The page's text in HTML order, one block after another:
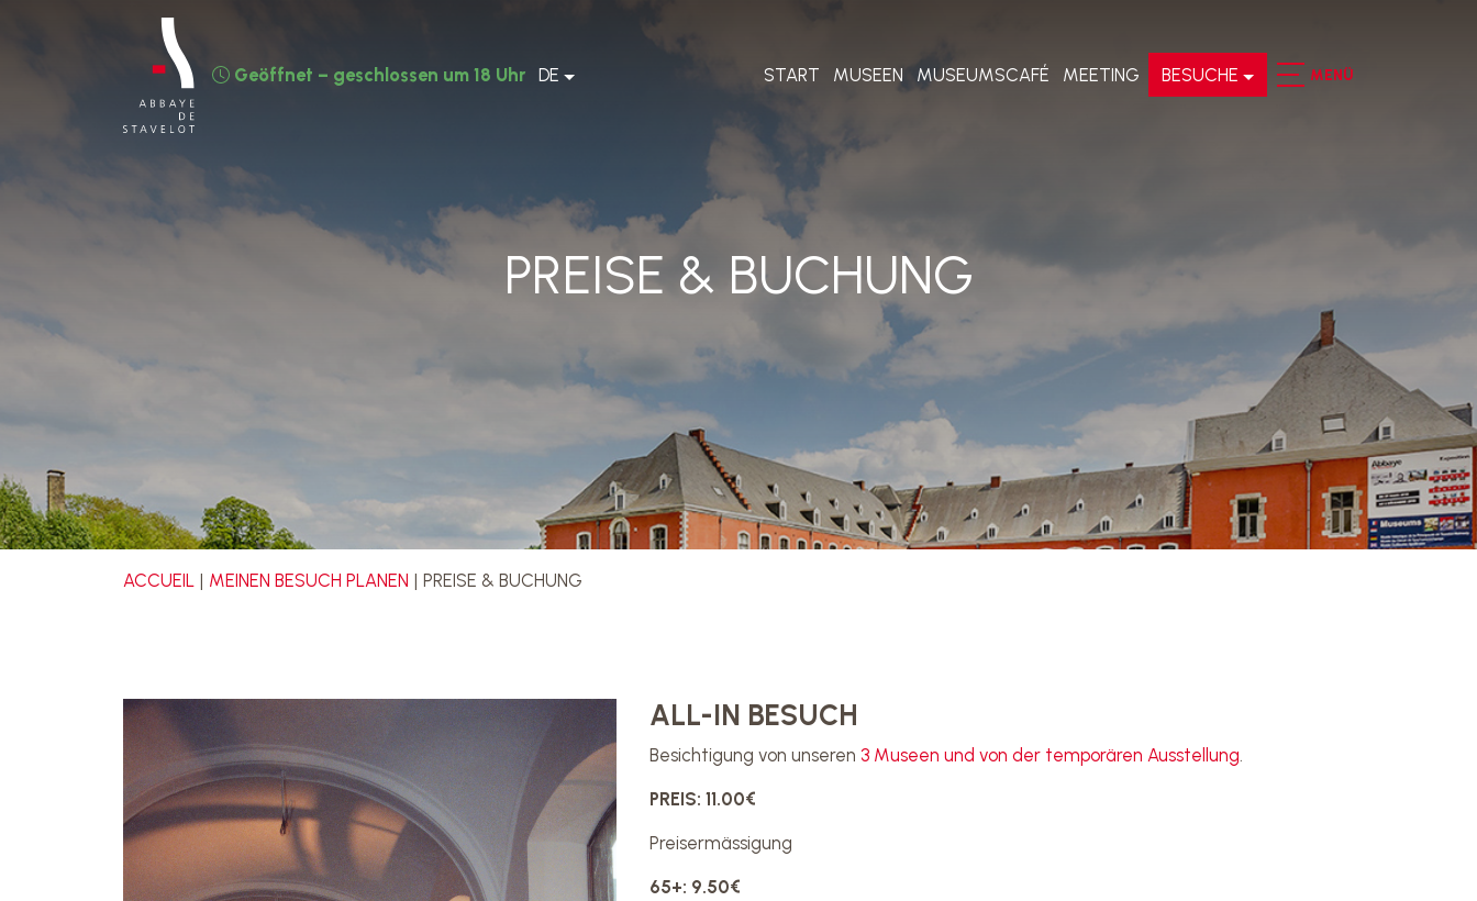
Geöffnet – geschlossen um 18 Uhr DE START MUSEEN MUSEUMSCAFÉ MEETING BESUCHE MENÜ
PREISE & BUCHUNG
ACCUEIL MEINEN BESUCH PLANEN PREISE & BUCHUNG
ALL-IN BESUCH
Besichtigung von unseren 3 Museen und von der temporären Ausstellung.
PREIS: 11.00€
Preisermässigung
65+: 9.50€